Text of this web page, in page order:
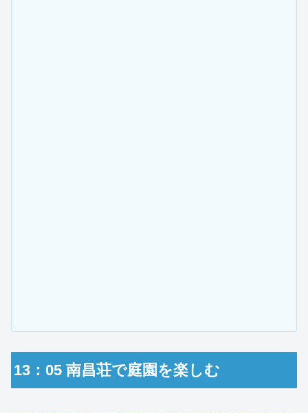
13：05 南昌荘で庭園を楽しむ